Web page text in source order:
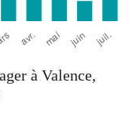
à Valence,